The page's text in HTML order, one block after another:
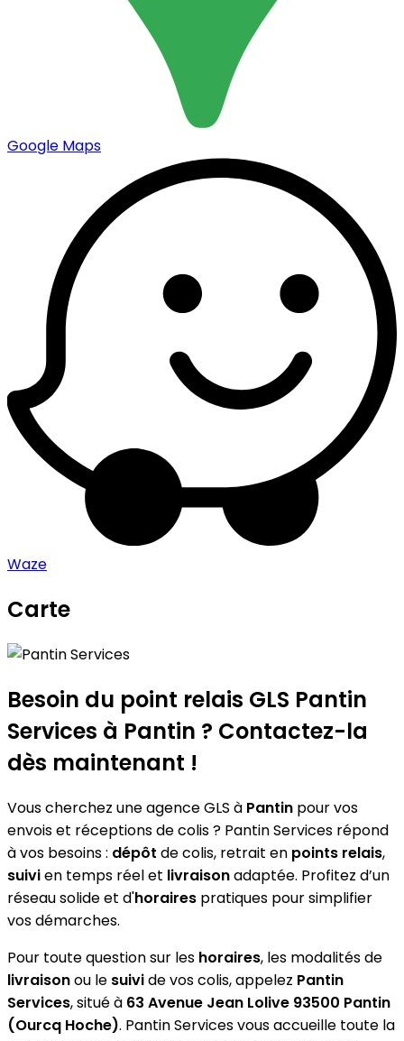
Google Maps
Waze
Carte
+
−
Besoin du point relais GLS Pantin
Services à Pantin ? Contactez-la
dès maintenant !
Vous cherchez une agence GLS à Pantin pour vos
envois et réceptions de colis ? Pantin Services répond
à vos besoins : dépôt de colis, retrait en points relais,
suivien temps réel et livraisonadaptée. Profitez d’un
réseau solide et d'horaires pratiques pour simplifier
vos démarches.
Pour toute question sur les horaires, les modalités de
livraisonou le suivide vos colis, appelez Pantin
Services, situé à 63 Avenue Jean Lolive 93500 Pantin
(Ourcq Hoche). Pantin Services vous accueille toute la